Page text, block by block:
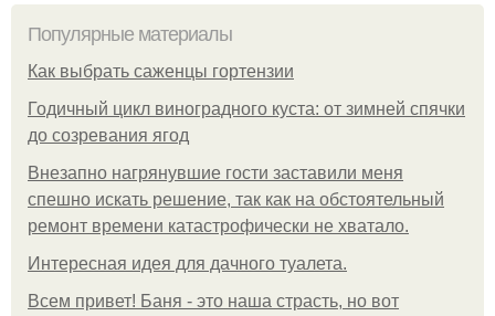
Популярные материалы
Как выбрать саженцы гортензии
Годичный цикл виноградного куста: от зимней спячки
до созревания ягод
Внезапно нагрянувшие гости заставили меня
спешно искать решение, так как на обстоятельный
ремонт времени катастрофически не хватало.
Интересная идея для дачного туалета.
Всем привет! Баня - это наша страсть, но вот